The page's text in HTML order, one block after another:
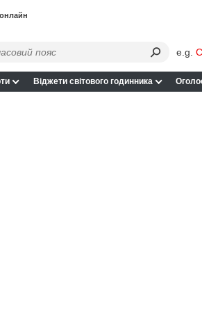
e.g.
Віджети світового годинника